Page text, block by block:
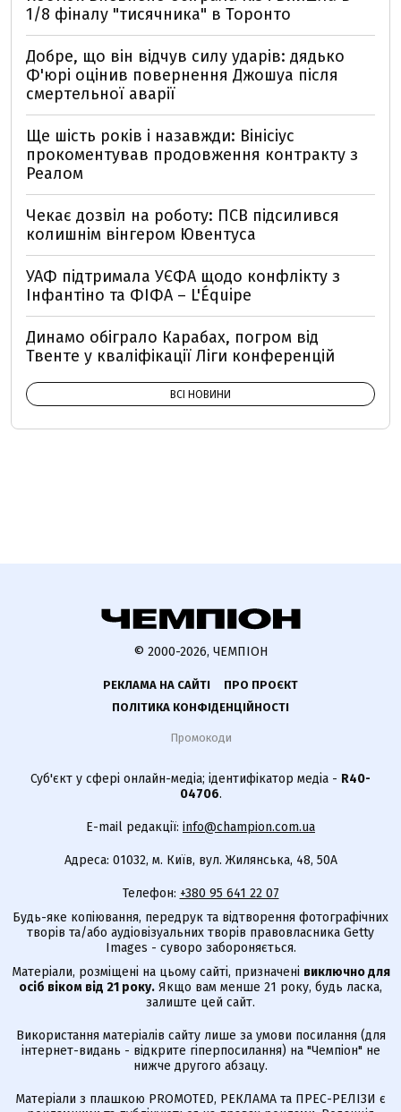
1/8 фіналу "тисячника" в Торонто
Добре, що він відчув силу ударів: дядько
Ф'юрі оцінив повернення Джошуа після
смертельної аварії
Ще шість років і назавжди: Вінісіус
прокоментував продовження контракту з
Реалом
Чекає дозвіл на роботу: ПСВ підсилився
колишнім вінгером Ювентуса
УАФ підтримала УЄФА щодо конфлікту з
Інфантіно та ФІФА – L'Équipe
Динамо обіграло Карабах, погром від
Твенте у кваліфікації Ліги конференцій
ВСІ НОВИНИ
© 2000-2026, ЧЕМПІОН
РЕКЛАМА НА САЙТІ
ПРО ПРОЄКТ
ПОЛІТИКА КОНФІДЕНЦІЙНОСТІ
Промокоди
Суб'єкт у сфері онлайн-медіа; ідентифікатор медіа - R40-
04706.
E-mail редакції: info@champion.com.ua
Адреса: 01032, м. Київ, вул. Жилянська, 48, 50А
Телефон: +380 95 641 22 07
Будь-яке копіювання, передрук та відтворення фотографічних
творів та/або аудіовізуальних творів правовласника Getty
Images - суворо забороняється.
Матеріали, розміщені на цьому сайті, призначені виключно для
осіб віком від 21 року. Якщо вам менше 21 року, будь ласка,
залиште цей сайт.
Використання матеріалів сайту лише за умови посилання (для
інтернет-видань - відкрите гіперпосилання) на "Чемпіон" не
нижче другого абзацу.
Матеріали з плашкою PROMOTED, РЕКЛАМА та ПРЕС-РЕЛІЗИ є